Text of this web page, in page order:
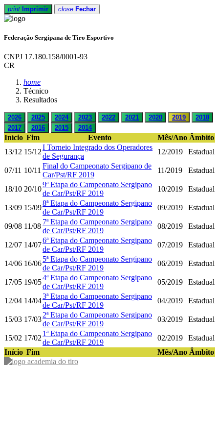
print Imprimir close Fechar
Federação Sergipana de Tiro Esportivo
CNPJ 17.180.158/0001-93
CR
home
Técnico
Resultados
2026 2025 2024 2023 2022 2021 2020 2019
2018
2017
2016 2015 2014
Início Fim Evento Mês/Ano Âmbito
13/12 15/12
I Torneio Integrado dos Operadores
de Segurança
12/2019 Estadual
07/11 10/11
Final do Campeonato Sergipano de
Car/Pst/RF 2019
11/2019 Estadual
18/10 20/10
9ª Etapa do Campeonato Sergipano
de Car/Pst/RF 2019
10/2019 Estadual
13/09 15/09
8ª Etapa do Campeonato Sergipano
de Car/Pst/RF 2019
09/2019 Estadual
09/08 11/08
7ª Etapa do Campeonato Sergipano
de Car/Pst/RF 2019
08/2019 Estadual
12/07 14/07
6ª Etapa do Campeonato Sergipano
de Car/Pst/RF 2019
07/2019 Estadual
14/06 16/06
5ª Etapa do Campeonato Sergipano
de Car/Pst/RF 2019
06/2019 Estadual
17/05 19/05
4ª Etapa do Campeonato Sergipano
de Car/Pst/RF 2019
05/2019 Estadual
12/04 14/04
3ª Etapa do Campeonato Sergipano
de Car/Pst/RF 2019
04/2019 Estadual
15/03 17/03
2ª Etapa do Campeonato Sergipano
de Car/Pst/RF 2019
03/2019 Estadual
15/02 17/02
1ª Etapa do Campeonato Sergipano
de Car/Pst/RF 2019
02/2019
Estadual
Início Fim Mês/Ano Âmbito